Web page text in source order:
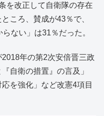
を改正して自衛隊の存在
ころ、賛成が43％で、
ない」は31％だった。
年の第2次安倍晋三政
自衛の措置』の言及」
を強化」など改憲4項目